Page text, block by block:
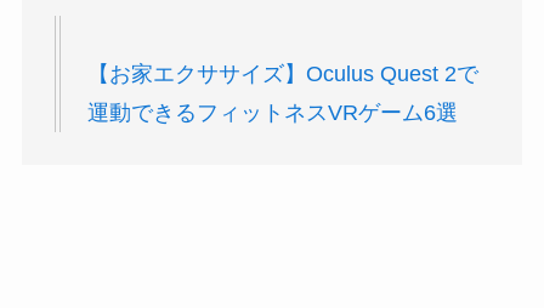
【お家エクササイズ】Oculus Quest 2で
運動できるフィットネスVRゲーム6選